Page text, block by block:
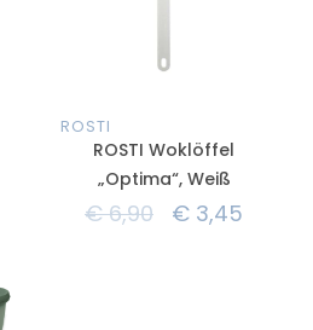
ROSTI
ROSTI Woklöffel
„Optima“, Weiß
€6,90 € 3,45